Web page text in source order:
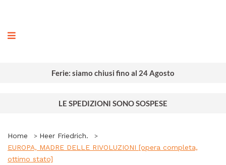
Ferie: siamo chiusi fino al 24 Agosto
LE SPEDIZIONI SONO SOSPESE
Home
Heer Friedrich.
EUROPA, MADRE DELLE RIVOLUZIONI [opera completa,
ottimo stato]